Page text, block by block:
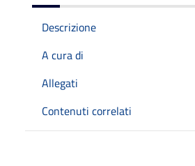
Descrizione
A cura di
Allegati
Contenuti correlati